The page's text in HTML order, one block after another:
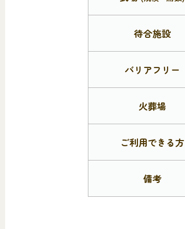
待合施設
バリアフリー
火葬場
ご利用できる方
備考